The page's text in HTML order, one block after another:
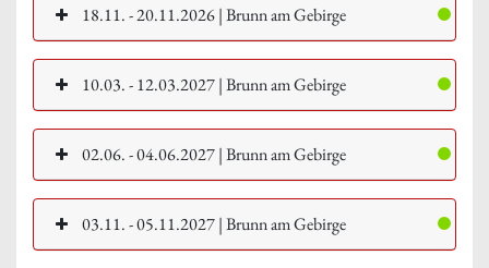
18.11. - 20.11.2026 | Brunn am Gebirge
10.03. - 12.03.2027 | Brunn am Gebirge
02.06. - 04.06.2027 | Brunn am Gebirge
03.11. - 05.11.2027 | Brunn am Gebirge